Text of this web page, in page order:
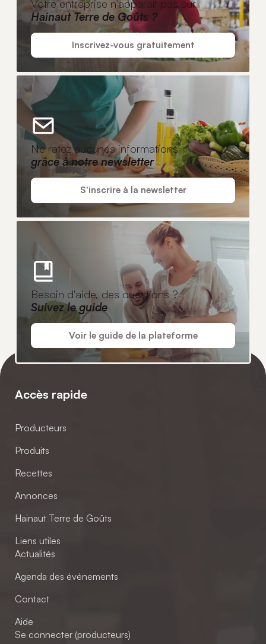
Votre entreprise n'apparaît pas sur
Hainaut Terre de Goûts ?
Inscrivez-vous gratuitement
Ne ratez aucunes informations
grâce à notre newsletter
S'inscrire à la newsletter
Besoin d'aide, des questions ?
Suivez le guide
Voir le guide de la plateforme
Accès rapide
Producteurs
Produits
Recettes
Annonces
Hainaut Terre de Goûts
Liens utiles
Actualités
Agenda des événements
Contact
Aide
Se connecter (producteurs)